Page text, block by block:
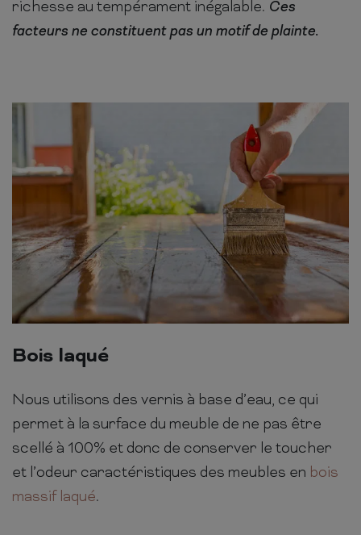
richesse au tempérament inégalable. Ces
facteurs ne constituent pas un motif de plainte.
Bois laqué
Nous utilisons des vernis à base d’eau, ce qui
permet à la surface du meuble de ne pas être
scellé à 100% et donc de conserver le toucher
et l’odeur caractéristiques des meubles en bois
massif laqué.